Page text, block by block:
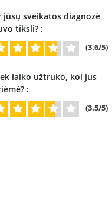
jūsų sveikatos diagnozė
tiksli? :
(3.6/5)
laiko užtruko, kol jus
:
(3.5/5)